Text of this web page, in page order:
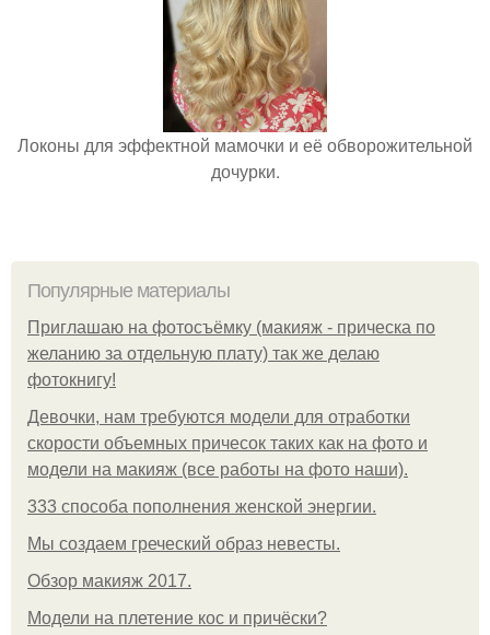
Локоны для эффектной мамочки и её обворожительной
дочурки.
Популярные материалы
Приглашаю на фотосъёмку (макияж - прическа по
желанию за отдельную плату) так же делаю
фотокнигу!
Девочки, нам требуются модели для отработки
скорости объемных причесок таких как на фото и
модели на макияж (все работы на фото наши).
333 способа пополнения женской энергии.
Мы создаем греческий образ невесты.
Обзор макияж 2017.
Модели на плетение кос и причёски?